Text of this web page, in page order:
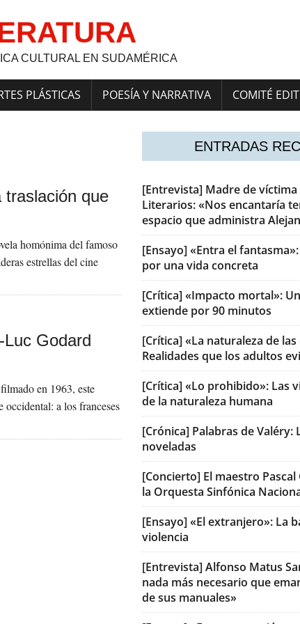
CULTURAL EN SUDAMÉRICA
PLÁSTICAS POESÍA Y NARRATIVA COMITÉ
traslación que
homónima del famoso
estrellas del cine
Godard
en 1963, este
occidental: a los franceses
ENTRADAS
[Entrevista] Madre de
Literarios: «Nos encantaría
espacio que administra
[Ensayo] «Entra el
por una vida concreta
[Crítica] «Impacto mortal»:
extiende por 90 minutos
[Crítica] «La naturaleza de
Realidades que los adultos
[Crítica] «Lo prohibido»: Las
de la naturaleza humana
[Crónica] Palabras de Valéry:
noveladas
[Concierto] El maestro
la Orquesta Sinfónica
[Ensayo] «El extranjero»: La
violencia
[Entrevista] Alfonso Matus
nada más necesario que
de sus manuales»